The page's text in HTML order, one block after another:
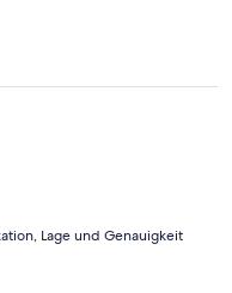
Lage und Genauigkeit